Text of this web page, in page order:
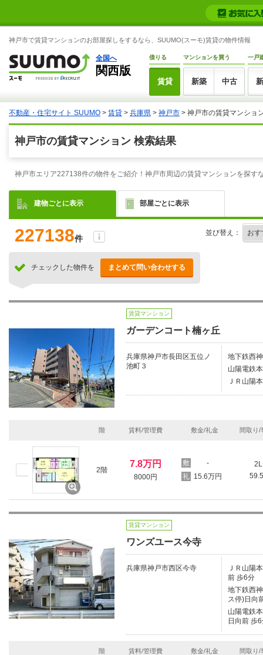
神戸市で賃貸マンションのお部屋探しをするなら、SUUMO(スーモ)賃貸の物件情報
全国へ
関西版
借りる
賃貸
マンションを買う
新築 中古
一戸
不動産・住宅サイト SUUMO > 賃貸 > 兵庫県 > 神戸市 > 神戸市の賃貸マンショ
神戸市の賃貸マンション 検索結果
神戸市エリア227138件の物件をご紹介！神戸市周辺の賃貸マンションを探
建物ごとに表示 部屋ごとに表示
227138件
並び替え：
チェックした物件を まとめて問い合わせする
賃貸マンション
ガーデンコート楠ヶ丘
兵庫県神戸市長田区五位ノ
池町３
地下鉄西
山陽電鉄
ＪＲ山陽
階 賃料/管理費 敷金/礼金 間取り/
2階
7.8万円
8000円
-
15.6万円
賃貸マンション
ワンズユース今寺
兵庫県神戸市西区今寺
ＪＲ山陽
前 歩6分
地下鉄西
ス停)日向
山陽電鉄
日向前 歩
階 賃料/管理費 敷金/礼金 間取り/